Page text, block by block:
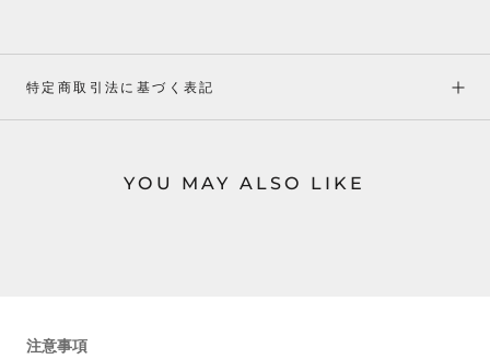
特定商取引法に基づく表記
YOU MAY ALSO LIKE
注意事項